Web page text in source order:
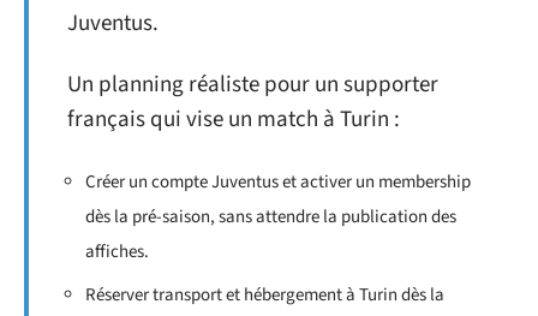
Juventus.
Un planning réaliste pour un supporter
français qui vise un match à Turin :
Créer un compte Juventus et activer un membership
dès la pré-saison, sans attendre la publication des
affiches.
Réserver transport et hébergement à Turin dès la